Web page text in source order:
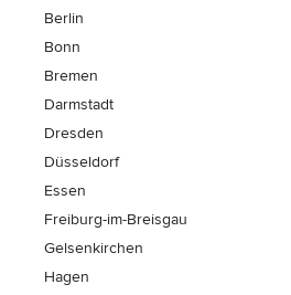
Berlin
Bonn
Bremen
Darmstadt
Dresden
Düsseldorf
Essen
Freiburg-im-Breisgau
Gelsenkirchen
Hagen